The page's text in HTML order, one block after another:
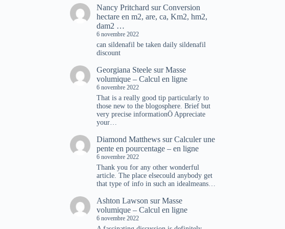
Nancy Pritchard surConversion
hectare en m2, are, ca, Km2, hm2,
dam2 …
6 novembre 2022
can sildenafil be taken daily sildenafil
discount
Georgiana Steele surMasse
volumique – Calcul en ligne
6 novembre 2022
That is a really good tip particularly to
those new to the blogosphere. Brief but
very precise informationÖ Appreciate
your…
Diamond Matthews surCalculer une
pente en pourcentage – en ligne
6 novembre 2022
Thank you for any other wonderful
article. The place elsecould anybody get
that type of info in such an idealmeans…
Ashton Lawson surMasse
volumique – Calcul en ligne
6 novembre 2022